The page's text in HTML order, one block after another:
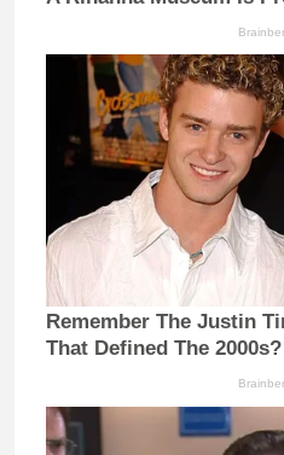
Remember The Justin
That Defined The 2000s?